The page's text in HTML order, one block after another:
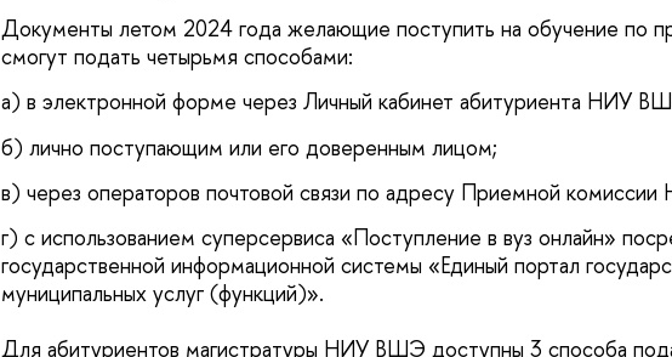
Документы летом 2024 года желающие поступить на обучение по
смогут подать четырьмя способами:
а) в электронной форме через Личный кабинет абитуриента НИУ
б) лично поступающим или его доверенным лицом;
в) через операторов почтовой связи по адресу Приемной
г) с использованием суперсервиса «Поступление в вуз онлайн»
государственной информационной системы «Единый портал
муниципальных услуг (функций)».
Для абитуриентов магистратуры НИУ ВШЭ доступны 3 способа